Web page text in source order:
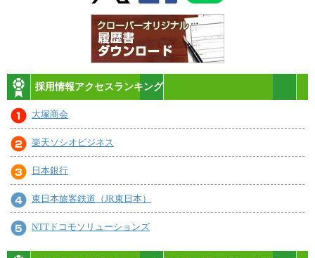
採用情報アクセスランキング
大塚商会
楽天ソシオビジネス
日本銀行
東日本旅客鉄道（JR東日本）
NTTドコモソリューションズ